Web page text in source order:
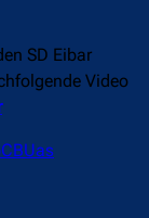
SD Eibar
Video